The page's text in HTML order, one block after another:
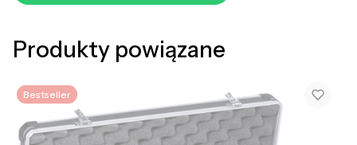
Produkty powiązane
Bestseller